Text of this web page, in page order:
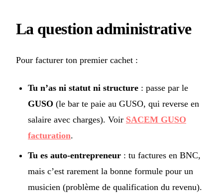
La question administrative
Pour facturer ton premier cachet :
Tu n’as ni statut ni structure : passe par le
GUSO (le bar te paie au GUSO, qui reverse en
salaire avec charges). Voir SACEM GUSO
facturation.
Tu es auto-entrepreneur : tu factures en BNC,
mais c’est rarement la bonne formule pour un
musicien (problème de qualification du revenu).